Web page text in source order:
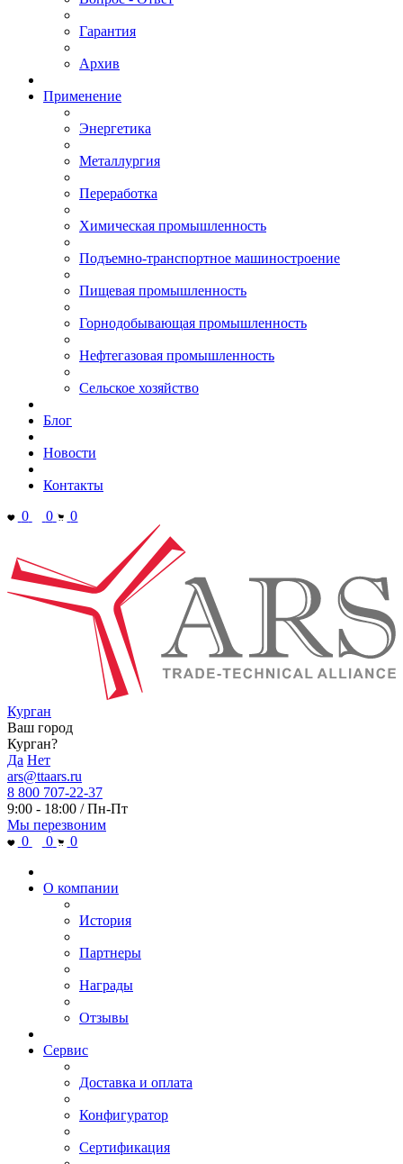
Гарантия
Архив
Применение
Энергетика
Металлургия
Переработка
Химическая промышленность
Подъемно-транспортное машиностроение
Пищевая промышленность
Горнодобывающая промышленность
Нефтегазовая промышленность
Сельское хозяйство
Блог
Новости
Контакты
0
0 0
Курган
Ваш город
Курган?
Да Нет
ars@ttaars.ru
8 800 707-22-37
9:00 - 18:00 / Пн-Пт
Мы перезвоним
0
0 0
О компании
История
Партнеры
Награды
Отзывы
Сервис
Доставка и оплата
Конфигуратор
Сертификация